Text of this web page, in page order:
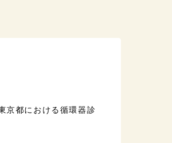
京都における循環器診